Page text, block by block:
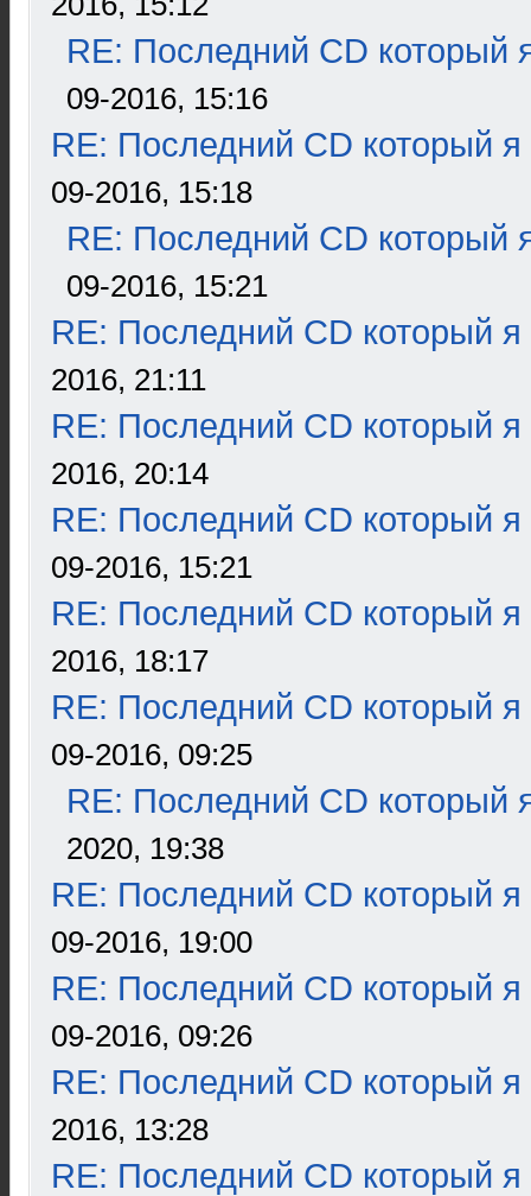
RE: Последний CD который
09-2016, 15:16
RE: Последний CD который я
09-2016, 15:18
RE: Последний CD который
09-2016, 15:21
RE: Последний CD который я
2016, 21:11
RE: Последний CD который я
2016, 20:14
RE: Последний CD который я
09-2016, 15:21
RE: Последний CD который я
2016, 18:17
RE: Последний CD который я
09-2016, 09:25
RE: Последний CD который
2020, 19:38
RE: Последний CD который я
09-2016, 19:00
RE: Последний CD который я
09-2016, 09:26
RE: Последний CD который я
2016, 13:28
RE: Последний CD который я